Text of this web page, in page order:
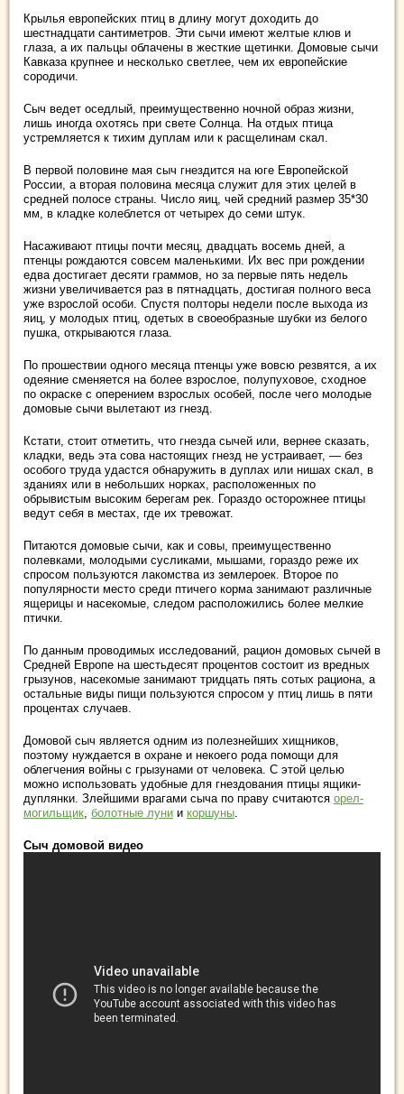
Крылья европейских птиц в длину могут доходить до
шестнадцати сантиметров. Эти сычи имеют желтые клюв и
глаза, а их пальцы облачены в жесткие щетинки. Домовые сычи
Кавказа крупнее и несколько светлее, чем их европейские
сородичи.
Сыч ведет оседлый, преимущественно ночной образ жизни,
лишь иногда охотясь при свете Солнца. На отдых птица
устремляется к тихим дуплам или к расщелинам скал.
В первой половине мая сыч гнездится на юге Европейской
России, а вторая половина месяца служит для этих целей в
средней полосе страны. Число яиц, чей средний размер 35*30
мм, в кладке колеблется от четырех до семи штук.
Насаживают птицы почти месяц, двадцать восемь дней, а
птенцы рождаются совсем маленькими. Их вес при рождении
едва достигает десяти граммов, но за первые пять недель
жизни увеличивается раз в пятнадцать, достигая полного веса
уже взрослой особи. Спустя полторы недели после выхода из
яиц, у молодых птиц, одетых в своеобразные шубки из белого
пушка, открываются глаза.
По прошествии одного месяца птенцы уже вовсю резвятся, а их
одеяние сменяется на более взрослое, полупуховое, сходное
по окраске с оперением взрослых особей, после чего молодые
домовые сычи вылетают из гнезд.
Кстати, стоит отметить, что гнезда сычей или, вернее сказать,
кладки, ведь эта сова настоящих гнезд не устраивает, — без
особого труда удастся обнаружить в дуплах или нишах скал, в
зданиях или в небольших норках, расположенных по
обрывистым высоким берегам рек. Гораздо осторожнее птицы
ведут себя в местах, где их тревожат.
Питаются домовые сычи, как и совы, преимущественно
полевками, молодыми сусликами, мышами, гораздо реже их
спросом пользуются лакомства из землероек. Второе по
популярности место среди птичего корма занимают различные
ящерицы и насекомые, следом расположились более мелкие
птички.
По данным проводимых исследований, рацион домовых сычей в
Средней Европе на шестьдесят процентов состоит из вредных
грызунов, насекомые занимают тридцать пять сотых рациона, а
остальные виды пищи пользуются спросом у птиц лишь в пяти
процентах случаев.
Домовой сыч является одним из полезнейших хищников,
поэтому нуждается в охране и некоего рода помощи для
облегчения войны с грызунами от человека. С этой целью
можно использовать удобные для гнездования птицы ящики-
дуплянки. Злейшими врагами сыча по праву считаются орел-
могильщик, болотные луни и коршуны.
Сыч домовой видео